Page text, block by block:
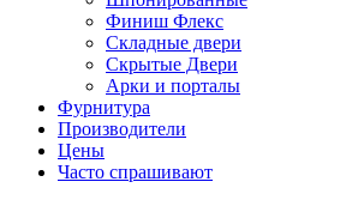
Финиш Флекс
Складные двери
Скрытые Двери
Арки и порталы
Фурнитура
Производители
Цены
Часто спрашивают